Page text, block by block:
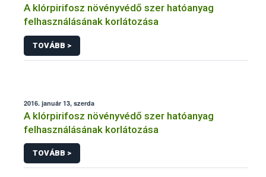
A klórpirifosz növényvédő szer hatóanyag
felhasználásának korlátozása
TOVÁBB >
2016. január 13, szerda
A klórpirifosz növényvédő szer hatóanyag
felhasználásának korlátozása
TOVÁBB >